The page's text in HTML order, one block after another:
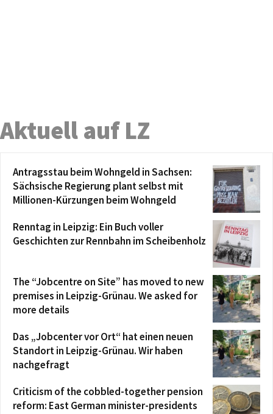
Aktuell auf LZ
Antragsstau beim Wohngeld in Sachsen:
Sächsische Regierung plant selbst mit
Millionen-Kürzungen beim Wohngeld
Renntag in Leipzig: Ein Buch voller
Geschichten zur Rennbahn im Scheibenholz
The “Jobcentre on Site” has moved to new
premises in Leipzig-Grünau. We asked for
more details
Das „Jobcenter vor Ort“ hat einen neuen
Standort in Leipzig-Grünau. Wir haben
nachgefragt
Criticism of the cobbled-together pension
reform: East German minister-presidents